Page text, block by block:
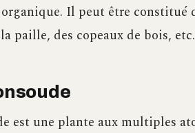
Il peut être constitué
paille, des copeaux de bois, etc.
est une plante aux multiples